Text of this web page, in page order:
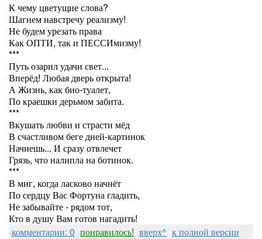
К чему цветущие слова?
Шагнем навстречу реализму!
Не будем урезать права
Как ОПТИ, так и ПЕССИмизму!
***
Путь озарил удачи свет...
Вперёд! Любая дверь открыта!
А Жизнь, как био-туалет,
По краешки дерьмом забита.
***
Вкушать любви и страсти мёд
В счастливом беге дней-картинок
Начнешь... И сразу отвлечет
Грязь, что налипла на ботинок.
***
В миг, когда ласково начнёт
По сердцу Вас Фортуна гладить,
Не забывайте - рядом тот,
Кто в душу Вам готов нагадить!
комментарии: 0 понравилось! вверх^ к полной версии